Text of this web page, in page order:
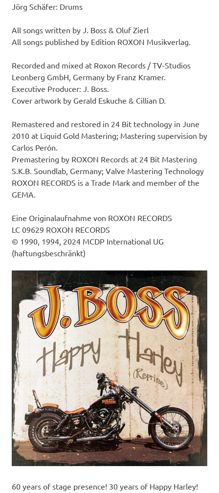
Jörg Schäfer: Drums
All songs written by J. Boss & Oluf Zierl
All songs published by Edition ROXON Musikverlag.
Recorded and mixed at Roxon Records / TV-Studios
Leonberg GmbH, Germany by Franz Kramer.
Executive Producer: J. Boss.
Cover artwork by Gerald Eskuche & Cillian D.
Remastered and restored in 24 Bit technology in June
2010 at Liquid Gold Mastering; Mastering supervision by
Carlos Perón.
Premastering by ROXON Records at 24 Bit Mastering
S.K.B. Soundlab, Germany; Valve Mastering Technology
ROXON RECORDS is a Trade Mark and member of the
GEMA.
Eine Originalaufnahme von ROXON RECORDS
LC 09629 ROXON RECORDS
© 1990, 1994, 2024 MCDP International UG
(haftungsbeschränkt)
60 years of stage presence! 30 years of Happy Harley!